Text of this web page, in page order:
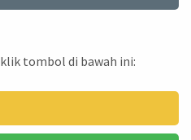
tombol di bawah ini: